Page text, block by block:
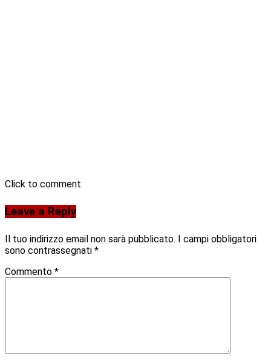
Click to comment
Leave a Reply
Il tuo indirizzo email non sarà pubblicato. I campi obbligatori
sono contrassegnati *
Commento *